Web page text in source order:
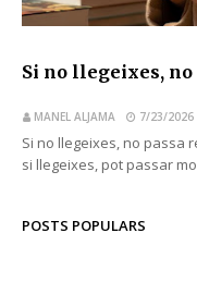
Si no llegeixes, no
MANEL ALJAMA 7/23/2026
Si no llegeixes, no passa
si llegeixes, pot passar
POSTS POPULARS